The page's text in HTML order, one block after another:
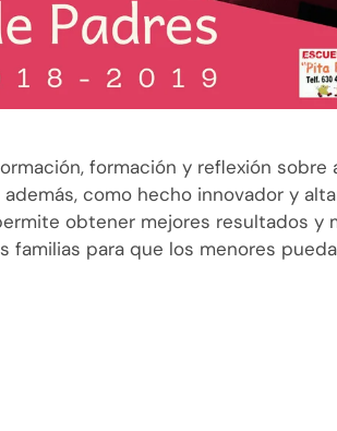
formación y reflexión
como hecho innovador y
obtener mejores resultados y
familias para que los menores